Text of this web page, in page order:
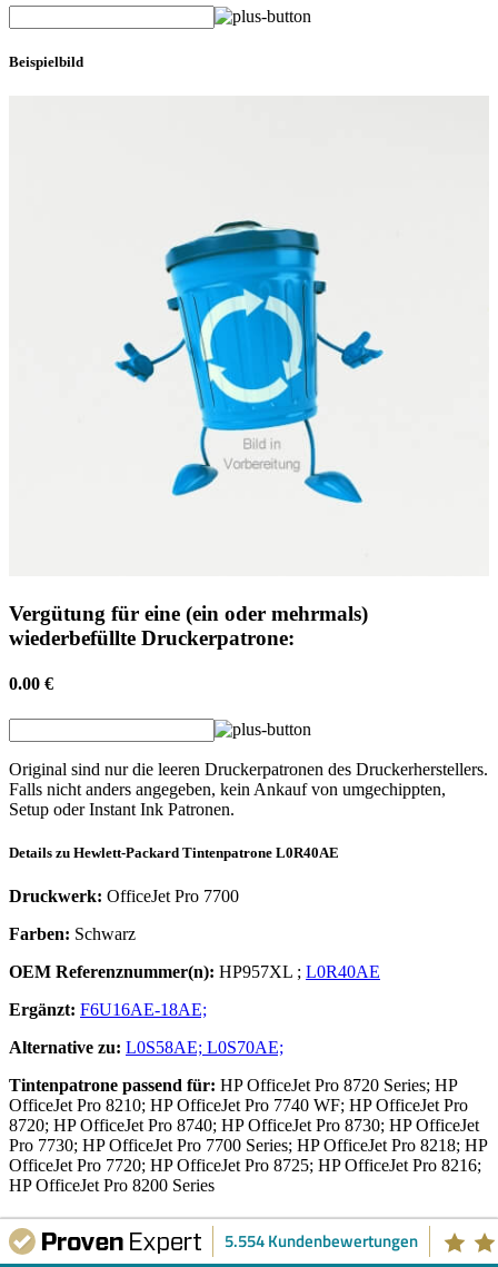
Beispielbild
Vergütung für eine (ein oder mehrmals)
wiederbefüllte Druckerpatrone:
0.00 €
Original sind nur die leeren Druckerpatronen des Druckerherstellers.
Falls nicht anders angegeben, kein Ankauf von umgechippten,
Setup oder Instant Ink Patronen.
Details zu Hewlett-Packard Tintenpatrone L0R40AE
Druckwerk: OfficeJet Pro 7700
Farben: Schwarz
OEM Referenznummer(n): HP957XL ; L0R40AE
Ergänzt: F6U16AE-18AE;
Alternative zu: L0S58AE; L0S70AE;
Tintenpatrone passend für: HP OfficeJet Pro 8720 Series; HP
OfficeJet Pro 8210; HP OfficeJet Pro 7740 WF; HP OfficeJet Pro
8720; HP OfficeJet Pro 8740; HP OfficeJet Pro 8730; HP OfficeJet
Pro 7730; HP OfficeJet Pro 7700 Series; HP OfficeJet Pro 8218; HP
OfficeJet Pro 7720; HP OfficeJet Pro 8725; HP OfficeJet Pro 8216;
HP OfficeJet Pro 8200 Series
TintenpatroneAnkaufHewlett-
5.554 Kundenbewertungen